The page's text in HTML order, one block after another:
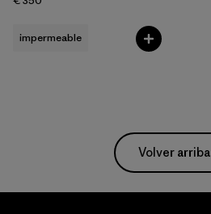
impermeable
Volver arriba